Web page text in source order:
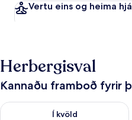
Vertu eins og heima
Herbergisval
Kannaðu framboð fyrir
Í kvöld
Athuga framboð í kvöld ágú. 9